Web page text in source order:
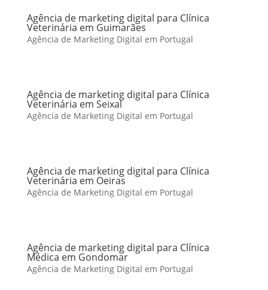
Agência de marketing digital para Clínica
Veterinária em Guimarães
Agência de Marketing Digital em Portugal
Agência de marketing digital para Clínica
Veterinária em Seixal
Agência de Marketing Digital em Portugal
Agência de marketing digital para Clínica
Veterinária em Oeiras
Agência de Marketing Digital em Portugal
Agência de marketing digital para Clínica
Médica em Gondomar
Agência de Marketing Digital em Portugal